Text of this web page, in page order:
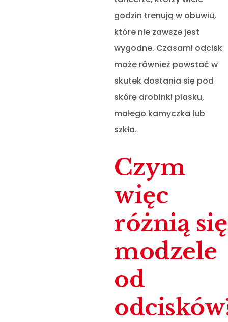
godzin trenują w obuwiu,
które nie zawsze jest
wygodne. Czasami odcisk
może również powstać w
skutek dostania się pod
skórę drobinki piasku,
małego kamyczka lub
szkła.
Czym
więc
różnią się
modzele
od